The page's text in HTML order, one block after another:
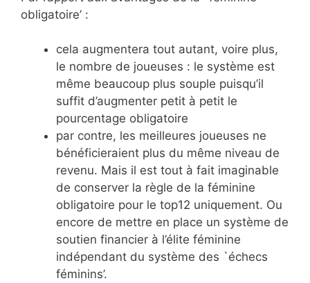
obligatoire’ :
cela augmentera tout autant, voire plus,
le nombre de joueuses : le système est
même beaucoup plus souple puisqu’il
suffit d’augmenter petit à petit le
pourcentage obligatoire
par contre, les meilleures joueuses ne
bénéficieraient plus du même niveau de
revenu. Mais il est tout à fait imaginable
de conserver la règle de la féminine
obligatoire pour le top12 uniquement. Ou
encore de mettre en place un système de
soutien financier à l’élite féminine
indépendant du système des `échecs
féminins’.